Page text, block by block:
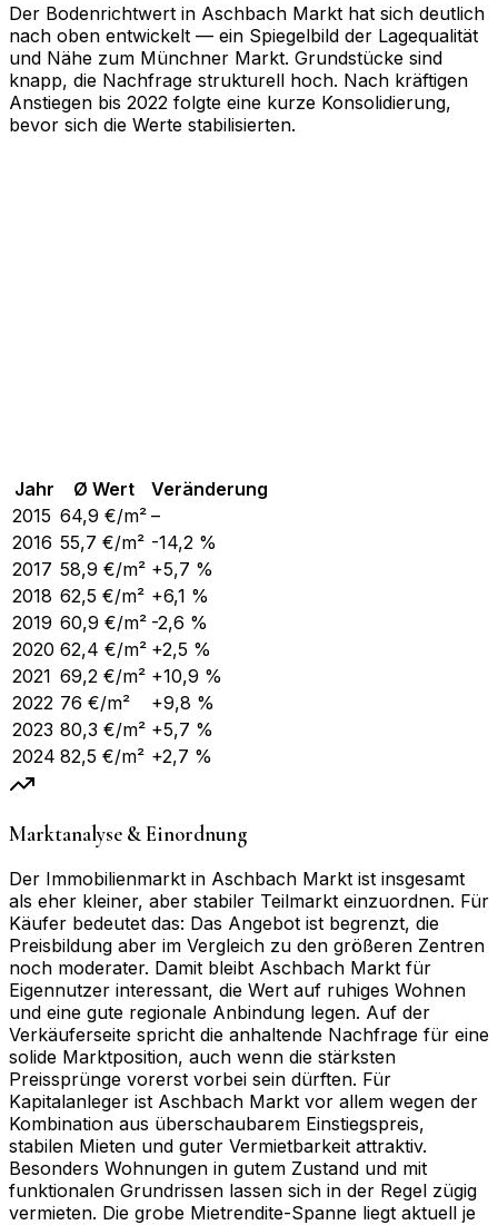
Der Bodenrichtwert in Aschbach Markt hat sich deutlich
nach oben entwickelt — ein Spiegelbild der Lagequalität
und Nähe zum Münchner Markt. Grundstücke sind
knapp, die Nachfrage strukturell hoch. Nach kräftigen
Anstiegen bis 2022 folgte eine kurze Konsolidierung,
bevor sich die Werte stabilisierten.
Jahr Ø Wert
Veränderung
2015 64,9 €/m² –
2016 55,7 €/m² -14,2 %
2017 58,9 €/m² +5,7 %
2018 62,5 €/m² +6,1 %
2019 60,9 €/m² -2,6 %
2020 62,4 €/m² +2,5 %
2021 69,2 €/m² +10,9 %
2022 76 €/m²
+9,8 %
2023 80,3 €/m² +5,7 %
2024 82,5 €/m² +2,7 %
Marktanalyse & Einordnung
Der Immobilienmarkt in Aschbach Markt ist insgesamt
als eher kleiner, aber stabiler Teilmarkt einzuordnen. Für
Käufer bedeutet das: Das Angebot ist begrenzt, die
Preisbildung aber im Vergleich zu den größeren Zentren
noch moderater. Damit bleibt Aschbach Markt für
Eigennutzer interessant, die Wert auf ruhiges Wohnen
und eine gute regionale Anbindung legen. Auf der
Verkäuferseite spricht die anhaltende Nachfrage für eine
solide Marktposition, auch wenn die stärksten
Preissprünge vorerst vorbei sein dürften. Für
Kapitalanleger ist Aschbach Markt vor allem wegen der
Kombination aus überschaubarem Einstiegspreis,
stabilen Mieten und guter Vermietbarkeit attraktiv.
Besonders Wohnungen in gutem Zustand und mit
funktionalen Grundrissen lassen sich in der Regel zügig
vermieten. Die grobe Mietrendite-Spanne liegt aktuell je